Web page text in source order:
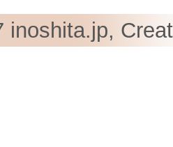
inoshita.jp,